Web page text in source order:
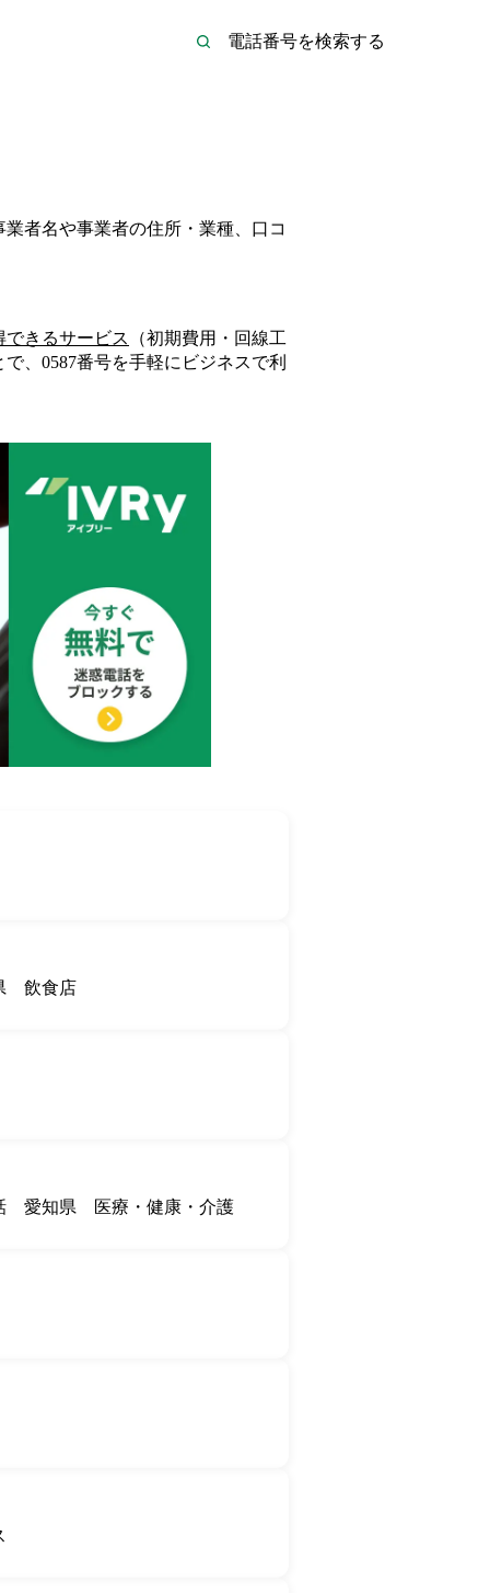
者名や事業者の住所・業種、口コ
きるサービス
（初期費用・回線工
、 0587番号を手軽にビジネスで利
飲食店
愛知県 医療・健康・介護